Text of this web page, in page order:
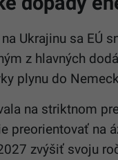
Ukrajinu sa EÚ
z hlavných
plynu do
na striktnom
preorientovať na
zvýšiť svoju